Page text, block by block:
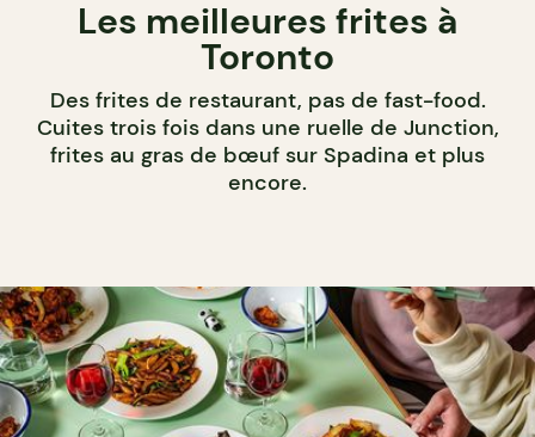
Les meilleures frites à
Toronto
Des frites de restaurant, pas de fast-food.
Cuites trois fois dans une ruelle de Junction,
frites au gras de bœuf sur Spadina et plus
encore.